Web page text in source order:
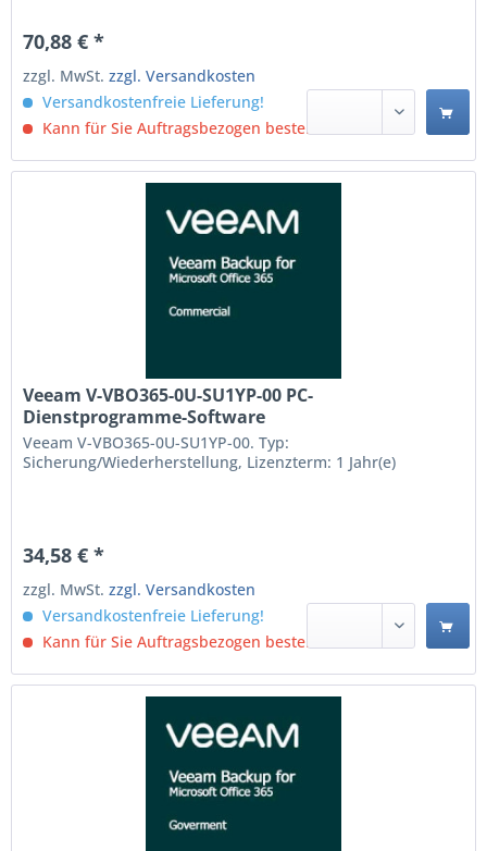
70,88 € *
zzgl. MwSt.zzgl. Versandkosten
Versandkostenfreie Lieferung!
Kann für Sie Auftragsbezogen bestellt werden.
Veeam V-VBO365-0U-SU1YP-00 PC-
Dienstprogramme-Software
Sicherung/Wiederherstellung 1 Jahre (V-VBO365-
0U-SU1YP-00)
Veeam V-VBO365-0U-SU1YP-00. Typ:
Sicherung/Wiederherstellung, Lizenzterm: 1 Jahr(e)
34,58 € *
zzgl. MwSt.zzgl. Versandkosten
Versandkostenfreie Lieferung!
Kann für Sie Auftragsbezogen bestellt werden.